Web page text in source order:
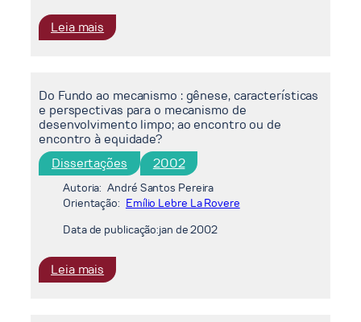
Leia mais
Valoração
impactados
por
petróleo
:
o
caso
da
Reduc,
RJ
Do Fundo ao mecanismo : gênese, características
e perspectivas para o mecanismo de
desenvolvimento limpo; ao encontro ou de
encontro à equidade?
Dissertações 2002
Autoria: André Santos Pereira
Orientação: Emílio Lebre La Rovere
Data de publicação:jan de 2002
Leia mais
Do